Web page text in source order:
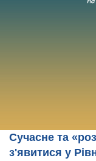
Сучасне та
з'явитися у